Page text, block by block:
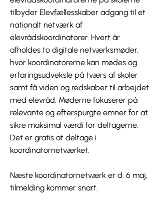
tilbyder Elevfællesskaber adgang til et
nationalt netværk af
elevrådskoordinatorer. Hvert år
afholdes to digitale netværksmøder,
hvor koordinatorerne kan mødes og
erfaringsudveksle på tværs af skoler
samt få viden og redskaber til arbejdet
med elevråd. Møderne fokuserer på
relevante og efterspurgte emner for at
sikre maksimal værdi for deltagerne.
Det er gratis at deltage i
koordinatornetværket.
Næste koordinatornetværk er d. 6 maj,
tilmelding kommer snart.